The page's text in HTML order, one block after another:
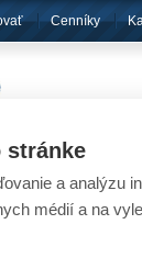
Cenníky
-
stránke
a analýzu
médií a na